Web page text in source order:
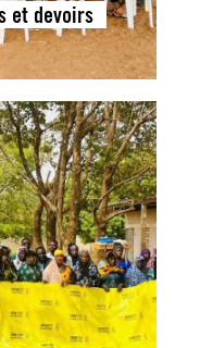
et devoirs